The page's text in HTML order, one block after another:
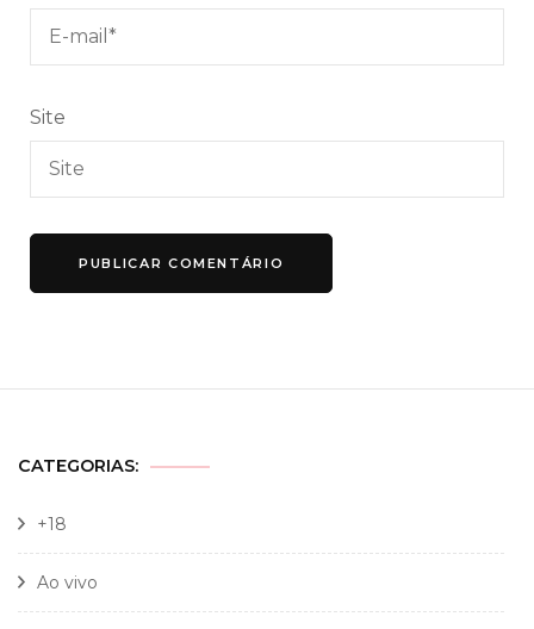
Site
CATEGORIAS:
+18
Ao vivo